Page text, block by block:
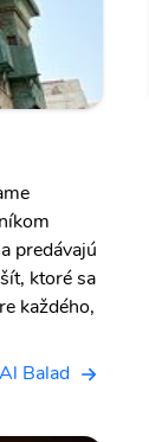
predávajú
ktoré sa
každého,
Balad